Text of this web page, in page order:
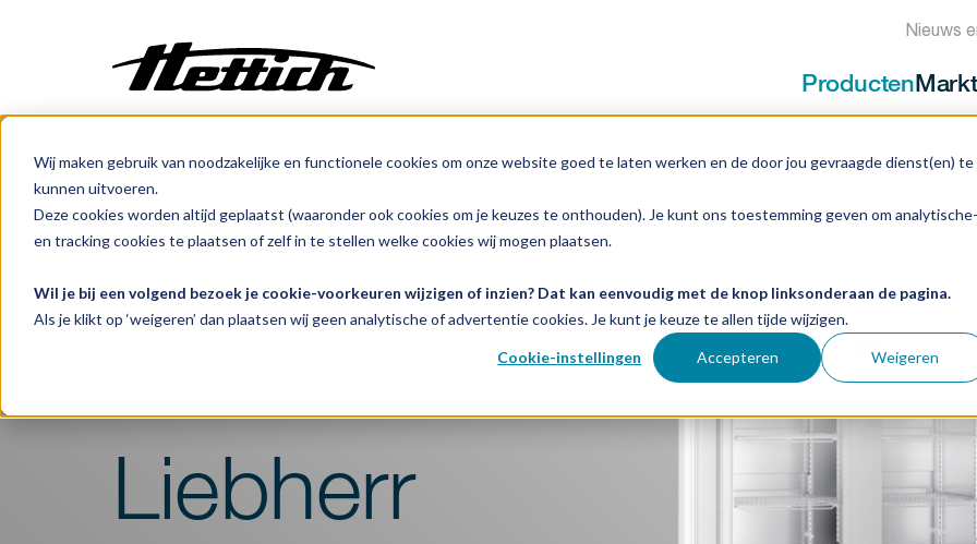
Wij maken gebruik van noodzakelijke en functionele cookies om onze website goed te laten werken en de door jou gevraagde dienst(en) te
kunnen uitvoeren.
Deze cookies worden altijd geplaatst (waaronder ook cookies om je keuzes te onthouden). Je kunt ons toestemming geven om analytische-
en tracking cookies te plaatsen of zelf in te stellen welke cookies wij mogen plaatsen.
Wil je bij een volgend bezoek je cookie-voorkeuren wijzigen of inzien? Dat kan eenvoudig met de knop linksonderaan de pagina.
Als je klikt op ‘weigeren’ dan plaatsen wij geen analytische of advertentie cookies. Je kunt je keuze te allen tijde wijzigen.
Cookie-instellingen Accepteren Weigeren
Nieuws
Producten
Maatwerk
Incubatoren
Centrifuges
Koelen
Flowkasten
Spoelmachines
Benelux Producten
Laboratorium
Liebherr